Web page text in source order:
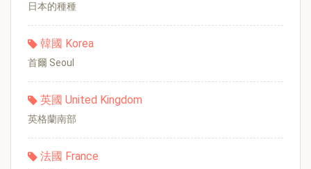
日本的種種
韓國 Korea
首爾 Seoul
英國 United Kingdom
英格蘭南部
法國 France